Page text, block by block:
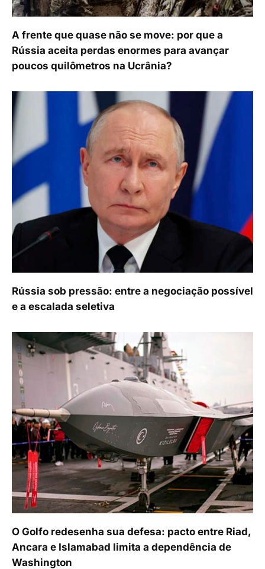
A frente que quase não se move: por que a
Rússia aceita perdas enormes para avançar
poucos quilômetros na Ucrânia?
Rússia sob pressão: entre a negociação possível
e a escalada seletiva
O Golfo redesenha sua defesa: pacto entre Riad,
Ancara e Islamabad limita a dependência de
Washington